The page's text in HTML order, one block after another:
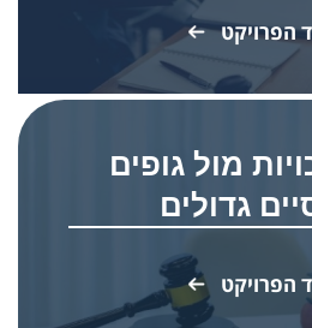
הפרויקט
מול גופים
גדולים
הפרויקט